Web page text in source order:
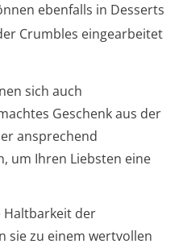
ebenfalls in Desserts
Crumbles eingearbeitet
sich auch
Geschenk aus der
ansprechend
um Ihren Liebsten eine
Haltbarkeit der
sie zu einem wertvollen